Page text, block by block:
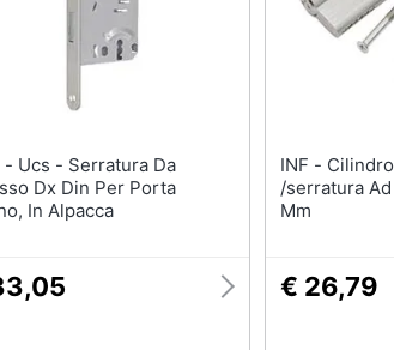
Da
Dx Din Per Porta
In Alpacca
INF - Cilindro Con 3 Chiavi
/serratura
Mm
€ 26,79